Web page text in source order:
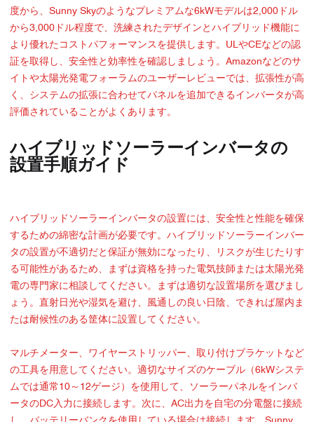
度から、Sunny Skyのようなプレミアムな6kWモデルは2,000ドル
から3,000ドル程度で、洗練されたデザインとハイブリッド機能に
より優れたコストパフォーマンスを提供します。ULやCEなどの認
証を取得し、安全性と効率性を確認しましょう。Amazonなどのサ
イトや太陽光発電フォーラムのユーザーレビューでは、拡張性が高
く、システムの拡張に合わせてパネルを追加できるインバータが高
評価されていることがよくあります。
ハイブリッドソーラーインバータの
設置手順ガイド
ハイブリッドソーラーインバータの設置には、安全性と性能を確保
するための綿密な計画が必要です。ハイブリッドソーラーインバー
タの設置が不適切だと保証が無効になったり、リスクが生じたりす
る可能性があるため、まずは資格を持った電気技師または太陽光発
電の専門家に相談してください。まずは適切な設置場所を選びまし
ょう。直射日光や湿気を避け、風通しの良い日陰、できれば屋内ま
たは耐候性のある筐体に設置してください。
マルチメーター、ワイヤーストリッパー、取り付けブラケットなど
の工具を用意してください。適切なサイズのケーブル（6kWシステ
ムでは通常10～12ゲージ）を使用して、ソーラーパネルをインバ
ータのDC入力に接続します。次に、AC出力を自宅の分電盤に接続